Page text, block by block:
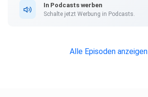
In Podcasts werben
Schalte jetzt Werbung in Podcasts.
Alle Episoden anzeigen